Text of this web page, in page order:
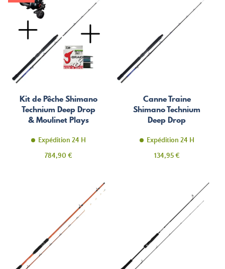
Kit de Pêche Shimano
Technium Deep Drop
& Moulinet Plays
Daiwa 1500m
Expédition 24 H
Prix
784,90 €
Canne Traine
Shimano Technium
Deep Drop
Expédition 24 H
Prix
134,95 €